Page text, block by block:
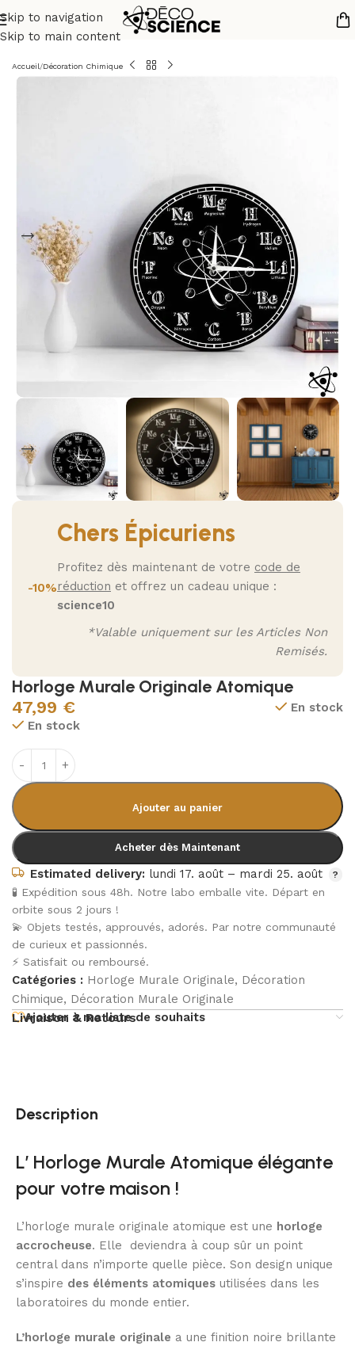
Skip to navigation
Skip to main content
Accueil/Décoration Chimique
Horloge Murale Originale Atomique
47,99 € En stock
-10%
Chers Épicuriens
Profitez dès maintenant de votre code de
réduction et offrez un cadeau unique :
science10
*Valable uniquement sur les Articles Non
Remisés.
En stock
Ajouter au panier
Acheter dès Maintenant
Estimated delivery: lundi 17. août – mardi 25. août
🧪 Expédition sous 48h. Notre labo emballe vite. Départ en
orbite sous 2 jours !
💫 Objets testés, approuvés, adorés. Par notre communauté
de curieux et passionnés.
⚡ Satisfait ou remboursé.
Catégories : Horloge Murale Originale, Décoration
Chimique, Décoration Murale Originale
Ajouter à ma liste de souhaits
Livraison & Retours
Description
L’ Horloge Murale Atomique élégante
pour votre maison !
L’horloge murale originale atomique est une horloge
accrocheuse. Elle deviendra à coup sûr un point
central dans n’importe quelle pièce. Son design unique
s’inspire des éléments atomiques utilisées dans les
laboratoires du monde entier.
L’horloge murale originale a une finition noire brillante